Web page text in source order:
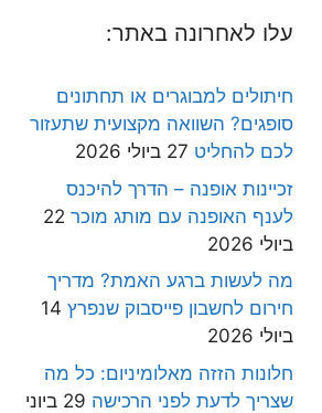
עלו לאחרונה באתר:
חיתולים למבוגרים או תחתונים
סופגים? השוואה מקצועית שתעזור
לכם להחליט 27 ביולי 2026
זכיינות אופנה – הדרך להיכנס
לענף האופנה עם מותג מוכר 22
ביולי 2026
מה לעשות ברגע האמת? מדריך
חירום לחשבון פייסבוק שנפרץ 14
ביולי 2026
חלונות הזזה מאלומיניום: כל מה
שצריך לדעת לפני הרכישה
29 ביוני